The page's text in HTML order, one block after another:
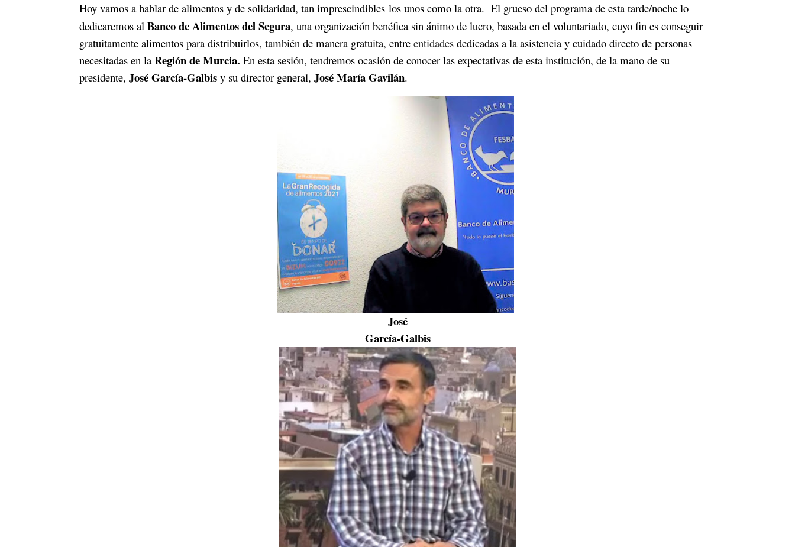
Hoy vamos a hablar de alimentos y de solidaridad, tan imprescindibles los unos como la otra. El grueso del programa de esta tarde/noche lo
dedicaremos alBanco de Alimentos del Segura, una organización benéfica sin ánimo de lucro, basada en el voluntariado, cuyo fin es conseguir
gratuitamente alimentos para distribuirlos, también de manera gratuita, entreentidadesdedicadas a la asistencia y cuidado directo de personas
necesitadas en laRegión de Murcia. En esta sesión, tendremos ocasión de conocer las expectativas de esta institución, de la mano de su
presidente,José García-Galbisy su director general,José María Gavilán.
José
García-Galbis